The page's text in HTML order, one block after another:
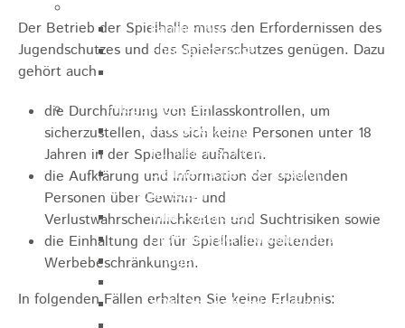
Familienbüro
Ehrenamtsbörse
Pflegeangebote
Pflegeberatung
Runder Tisch Pflege
Ökumenische Sozialstation
Rosenstein
Villa Rosenstein
DRK Mehrgenerationenhaus
Pflegewohnhaus Haus Kielwein
VDK Ortsverband Heubach
Der Betrieb der Spielhalle muss den Erfordernissen des
Jugendschutzes und des Spielerschutzes genügen. Dazu
gehört auch
die Durchführung von Einlasskontrollen, um
sicherzustellen, dass sich keine Personen unter 18
Jahren in der Spielhalle aufhalten.
die Aufklärung und Information der spielenden
Personen über Gewinn- und
Verlustwahrscheinlichkeiten und Suchtrisiken sowie
die Einhaltung der für Spielhallen geltenden
Werbebeschränkungen.
In folgenden Fällen erhalten Sie keine Erlaubnis: